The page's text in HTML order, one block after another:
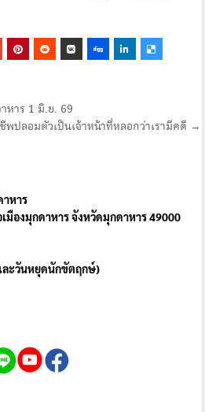
หาร 1 มิ.ย. 69
ปลอมตัวเป็นเจ้าหน้าที่หลอกว่าเรามีคดี →
าหาร
เมืองมุกดาหาร จังหวัดมุกดาหาร 49000
ละวันหยุดนักขัตฤกษ์)